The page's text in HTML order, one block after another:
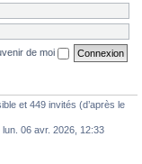
de moi
et 449 invités (d’après le
lun. 06 avr. 2026, 12:33